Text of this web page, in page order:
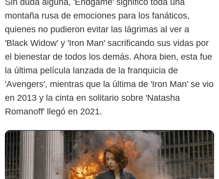
montaña rusa de emociones para los fanáticos,
quienes no pudieron evitar las lágrimas al ver a
'Black Widow' y 'Iron Man' sacrificando sus vidas por
el bienestar de todos los demás. Ahora bien, esta fue
la última película lanzada de la franquicia de
'Avengers', mientras que la última de 'Iron Man' se vio
en 2013 y la cinta en solitario sobre 'Natasha
Romanoff' llegó en 2021.
SensaCine